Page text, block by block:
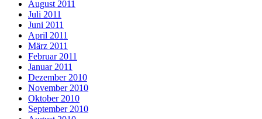
August 2011
Juli 2011
Juni 2011
April 2011
März 2011
Februar 2011
Januar 2011
Dezember 2010
November 2010
Oktober 2010
September 2010